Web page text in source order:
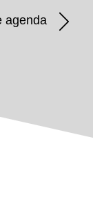
agenda